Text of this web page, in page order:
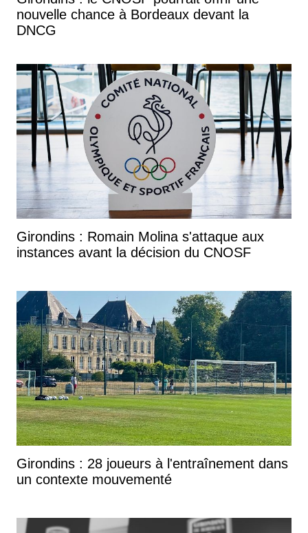
nouvelle chance à Bordeaux devant la
DNCG
Girondins : Romain Molina s'attaque aux
instances avant la décision du CNOSF
Girondins : 28 joueurs à l'entraînement dans
un contexte mouvementé